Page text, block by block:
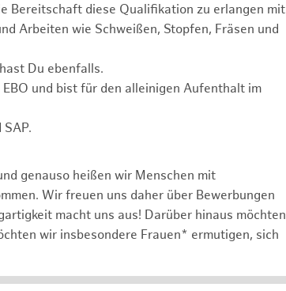
Bereitschaft diese Qualifikation zu erlangen
Arbeiten wie Schweißen, Stopfen, Fräsen und
Du ebenfalls.
und bist für den alleinigen Aufenthalt im
genauso heißen wir Menschen mit
Wir freuen uns daher über Bewerbungen
macht uns aus! Darüber hinaus möchten
wir insbesondere Frauen* ermutigen, sich